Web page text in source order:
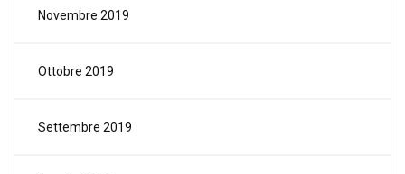
Novembre 2019
Ottobre 2019
Settembre 2019